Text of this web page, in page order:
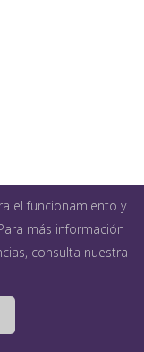
el funcionamiento y
más información
consulta nuestra